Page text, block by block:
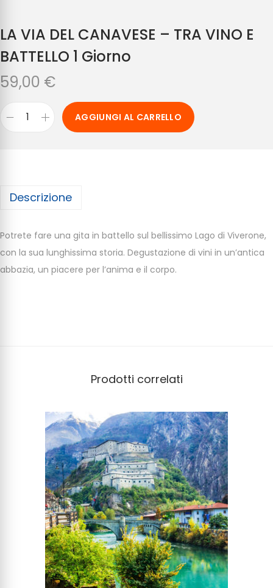
LA VIA DEL CANAVESE – TRA VINO E
BATTELLO 1 Giorno
59,00 €
AGGIUNGI AL CARRELLO
Descrizione
Potrete fare una gita in battello sul bellissimo Lago di Viverone,
con la sua lunghissima storia. Degustazione di vini in un’antica
abbazia, un piacere per l’anima e il corpo.
Prodotti correlati